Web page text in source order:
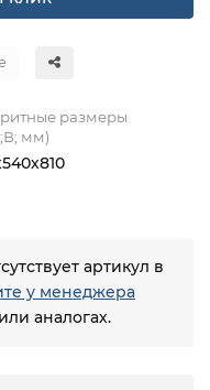
размеры
мм)
артикул в
у менеджера
аналогах.